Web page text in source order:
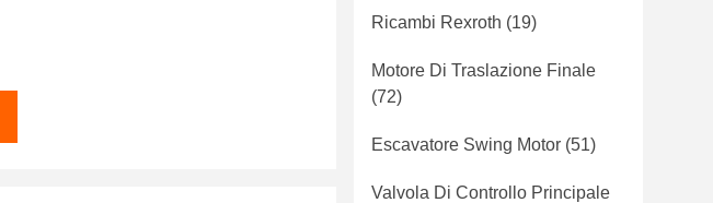
Ricambi Rexroth (19)
Motore Di Traslazione Finale
(72)
Escavatore Swing Motor (51)
Valvola Di Controllo Principale